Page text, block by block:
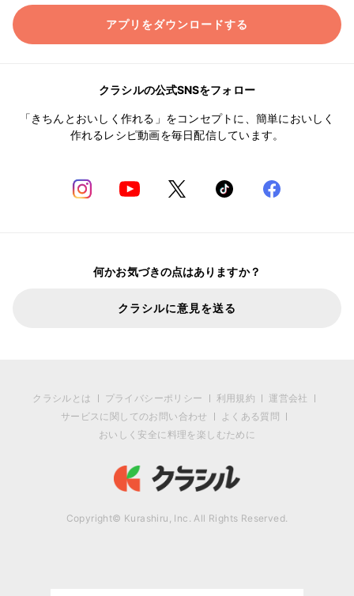
アプリをダウンロードする
クラシルの公式SNSをフォロー
「きちんとおいしく作れる」をコンセプトに、簡単においしく
作れるレシピ動画を毎日配信しています。
何かお気づきの点はありますか？
クラシルに意見を送る
クラシルとは プライバシーポリシー 利用規約
運営会社
サービスに関してのお問い合わせ
よくある質問
おいしく安全に料理を楽しむために
Copyright© Kurashiru, Inc. All Rights Reserved.